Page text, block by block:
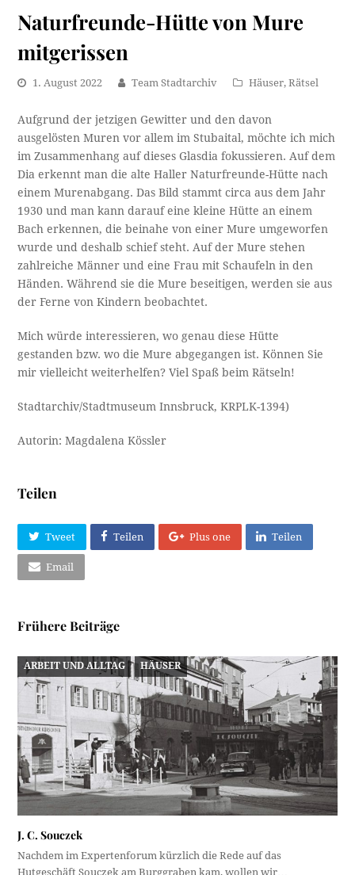
Naturfreunde-Hütte von Mure
mitgerissen
1. August 2022 Team Stadtarchiv Häuser,Rätsel
Aufgrund der jetzigen Gewitter und den davon
ausgelösten Muren vor allem im Stubaital, möchte ich mich
im Zusammenhang auf dieses Glasdia fokussieren. Auf dem
Dia erkennt man die alte Haller Naturfreunde-Hütte nach
einem Murenabgang. Das Bild stammt circa aus dem Jahr
1930 und man kann darauf eine kleine Hütte an einem
Bach erkennen, die beinahe von einer Mure umgeworfen
wurde und deshalb schief steht. Auf der Mure stehen
zahlreiche Männer und eine Frau mit Schaufeln in den
Händen. Während sie die Mure beseitigen, werden sie aus
der Ferne von Kindern beobachtet.
Mich würde interessieren, wo genau diese Hütte
gestanden bzw. wo die Mure abgegangen ist. Können Sie
mir vielleicht weiterhelfen? Viel Spaß beim Rätseln!
Stadtarchiv/Stadtmuseum Innsbruck, KRPLK-1394)
Autorin: Magdalena Kössler
Teilen
Tweet Teilen Plus one Teilen
Email
Frühere Beiträge
ARBEIT UND ALLTAG HÄUSER
J. C. Souczek
Nachdem im Expertenforum kürzlich die Rede auf das
Hutgeschäft Souczek am Burggraben kam, wollen wir…